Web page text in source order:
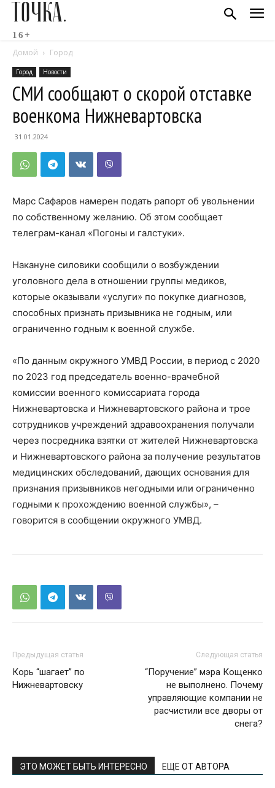
ТОЧКА.
16+
Домой Город
Город Новости
СМИ сообщают о скорой отставке
военкома Нижневартовска
31.01.2024
Марс Сафаров намерен подать рапорт об увольнении
по собственному желанию. Об этом сообщает
телеграм-канал «Погоны и галстуки».
Накануне силовики сообщили о возбуждении
уголовного дела в отношении группы медиков,
которые оказывали «услуги» по покупке диагнозов,
способных признать призывника не годным, или
ограниченно годным к военной службе.
«По данным окружного УМВД России, в период с 2020
по 2023 год председатель военно-врачебной
комиссии военного комиссариата города
Нижневартовска и Нижневартовского района и трое
сотрудников учреждений здравоохранения получали
через посредника взятки от жителей Нижневартовска
и Нижневартовского района за получение результатов
медицинских обследований, дающих основания для
признания призывников негодными или ограниченно
годными к прохождению военной службы», –
говорится в сообщении окружного УМВД.
Предыдущая статья
Корь “шагает” по
Нижневартовску
Следующая статья
“Поручение” мэра Кощенко
не выполнено. Почему
управляющие компании не
расчистили все дворы от
снега?
ЭТО МОЖЕТ БЫТЬ ИНТЕРЕСНО ЕЩЕ ОТ АВТОРА